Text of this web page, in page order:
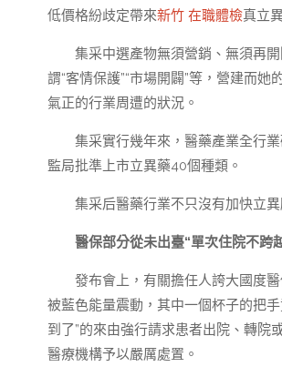
低價格紛歧定帶來新竹 在職體檢真立
集采中選產物無須營銷、無須再
謂“客情保護”“市場開闢”等，營建而
氣正的行業周遭的狀況。
集采實行幾年來，醫藥產業全行
監局批準上市立異藥40個種類。
集采后醫藥行業不只沒有加快立
醫保部分從未出臺“單次住院不跨
發布會上，有關擔任人誇大國度
被藍色能量震動，其中一個杯子的把
到了”的來由強行請求患者出院、轉院
醫療機構予以嚴厲處置。